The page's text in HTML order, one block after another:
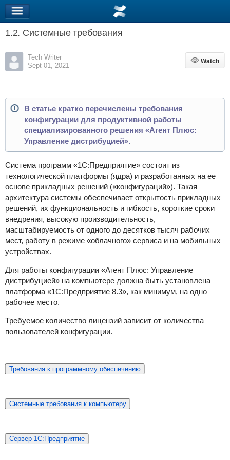
1.2. Системные требования
Tech Writer
Sept 01, 2021
Watch
Watch
В статье кратко перечислены требования
конфигурации для продуктивной работы
специализированного решения «Агент Плюс:
Управление дистрибуцией».
Система программ «1С:Предприятие» состоит из
технологической платформы (ядра) и разработанных на ее
основе прикладных решений («конфигураций»). Такая
архитектура системы обеспечивает открытость прикладных
решений, их функциональность и гибкость, короткие сроки
внедрения, высокую производительность,
масштабируемость от одного до десятков тысяч рабочих
мест, работу в режиме «облачного» сервиса и на мобильных
устройствах.
Для работы конфигурации «Агент Плюс: Управление
дистрибуцией» на компьютере должна быть установлена
платформа «1С:Предприятие 8.3», как минимум, на одно
рабочее место.
Требуемое количество лицензий зависит от количества
пользователей конфигурации.
Требования к программному обеспечению
Системные требования к компьютеру
Сервер 1С:Предприятие